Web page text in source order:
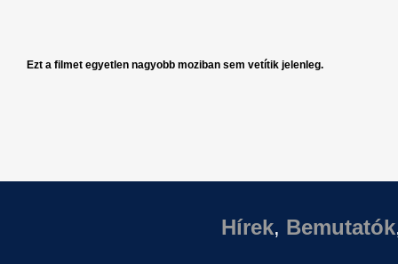
Ezt a filmet egyetlen nagyobb moziban sem vetítik jelenleg.
Hírek, Bemutatók